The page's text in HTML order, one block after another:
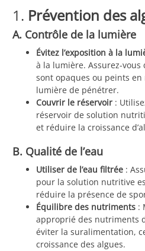
1. Prévention des
A. Contrôle de la lumière
Évitez l’exposition à la
à la lumière. Assurez-
sont opaques ou peints
lumière de pénétrer.
Couvrir le réservoir :
réservoir de solution
et réduire la croissance
B. Qualité de l’eau
Utiliser de l’eau filtrée :
pour la solution nutritive
réduire la présence de
Équilibre des nutriments :
approprié des nutriments
éviter la suralimentation,
croissance des algues.